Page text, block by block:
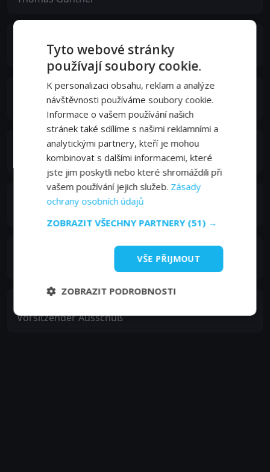
Kashif Baqri
Crispin Glover
James Logan Davis
Reza Brojerdi
Tariq Usmani
Ankita Makwana
Vorsitzender Ausschuß
Tyto webové stránky
používají soubory cookie.
K personalizaci obsahu, reklam a analýze
návštěvnosti používáme soubory cookie.
Informace o vašem používání našich
stránek také sdílíme s našimi reklamními a
analytickými partnery, kteří je mohou
kombinovat s dalšími informacemi, které
jste jim poskytli nebo které shromáždili při
vašem používání jejich služeb. Zásady
ochrany osobních údajů
ZOBRAZIT VŠECHNY PARTNERY (51) →
VŠE PŘIJMOUT
ZOBRAZIT PODROBNOSTI